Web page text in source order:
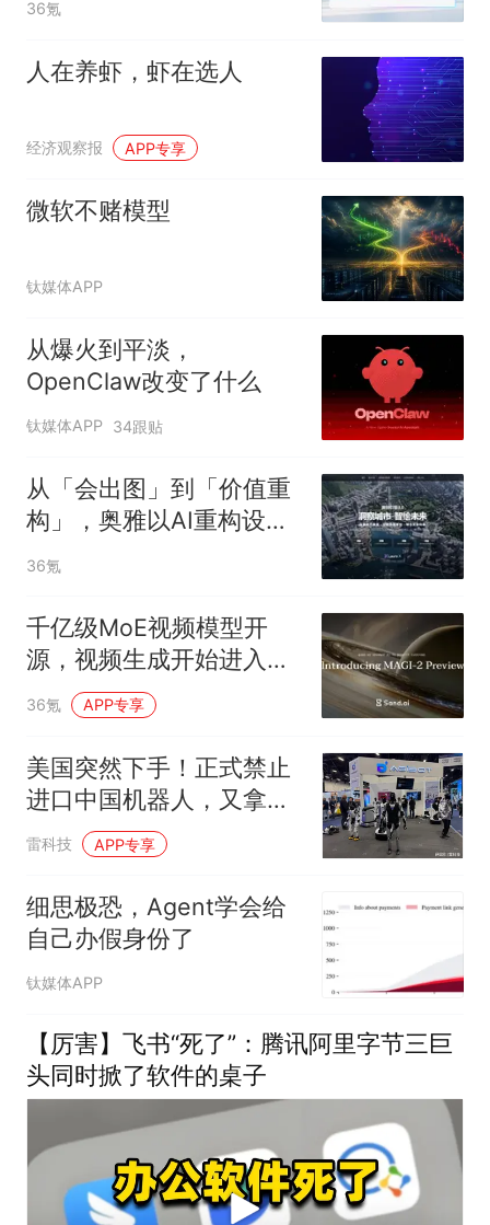
36氪
人在养虾，虾在选人
经济观察报 APP专享
微软不赌模型
钛媒体APP
从爆火到平淡，
OpenClaw改变了什么
钛媒体APP 34跟贴
从「会出图」到「价值重
构」，奥雅以AI重构设计
36氪
千亿级MoE视频模型开
源，视频生成开始进入下
一条Scaling Law
36氪 APP专享
美国突然下手！正式禁止
进口中国机器人，又拿国
家安全当幌子
雷科技 APP专享
细思极恐，Agent学会给
自己办假身份了
钛媒体APP
【厉害】飞书“死了”：腾讯阿里字节三巨
头同时掀了软件的桌子